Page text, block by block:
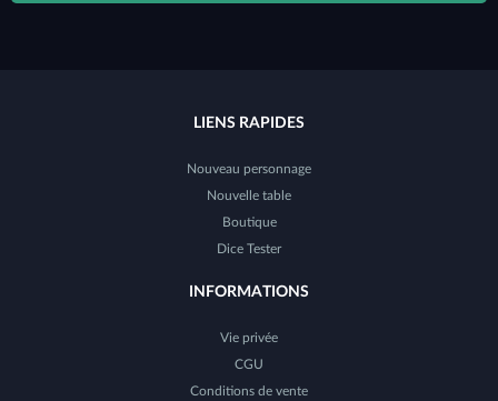
LIENS RAPIDES
Nouveau personnage
Nouvelle table
Boutique
Dice Tester
INFORMATIONS
Vie privée
CGU
Conditions de vente